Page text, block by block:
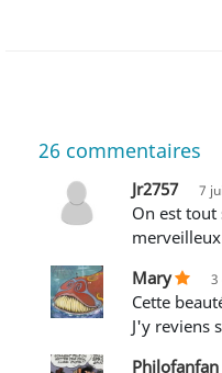
26 commentaires
Jr2757 7
On est tout simplement dans un univers
Mary
3
Cette beauté mérite bien un hourra de plus !
J'y reviens
Philofanfan